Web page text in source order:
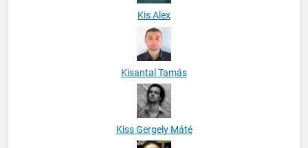
Kis Alex
Kisantal Tamás
Kiss Gergely Máté